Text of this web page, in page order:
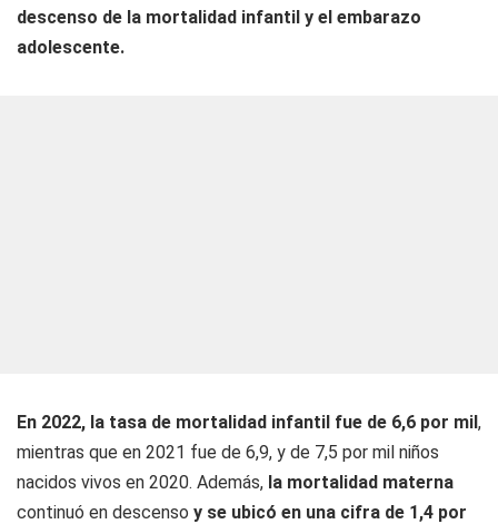
descenso de la mortalidad infantil y el embarazo
adolescente.
En 2022, la tasa de mortalidad infantil fue de 6,6 por mil,
mientras que en 2021 fue de 6,9, y de 7,5 por mil niños
nacidos vivos en 2020. Además, la mortalidad materna
continuó en descenso y se ubicó en una cifra de 1,4 por